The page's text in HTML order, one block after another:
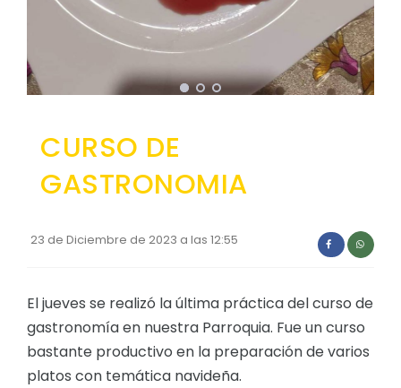
Convocatorias
GESTIÓN ADMINISTRATIVA
Plan Anual Contratación - PAC
Convenios Institucionales
PRESUPUESTO: EJECUCIÓN Y REPORTES
Obras y proyectos
CURSO DE
GASTRONOMIA
23 de Diciembre de 2023 a las 12:55
El jueves se realizó la última práctica del curso de
gastronomía en nuestra Parroquia. Fue un curso
bastante productivo en la preparación de varios
platos con temática navideña.